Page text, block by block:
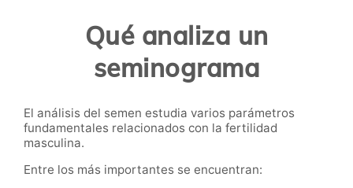
Qué analiza un
seminograma
El análisis del semen estudia varios parámetros
fundamentales relacionados con la fertilidad
masculina.
Entre los más importantes se encuentran: